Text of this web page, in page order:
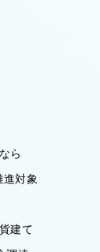
ら
進対象
建て